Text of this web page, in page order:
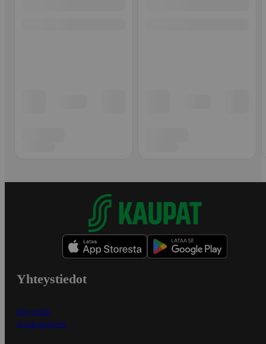
Yhteystiedot
Myymälät
Asiakaspalvelu